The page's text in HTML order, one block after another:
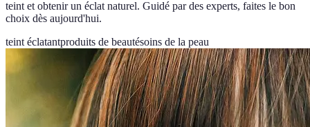
teint et obtenir un éclat naturel. Guidé par des experts, faites le bon
choix dès aujourd'hui.
teint éclatantproduits de beautésoins de la peau